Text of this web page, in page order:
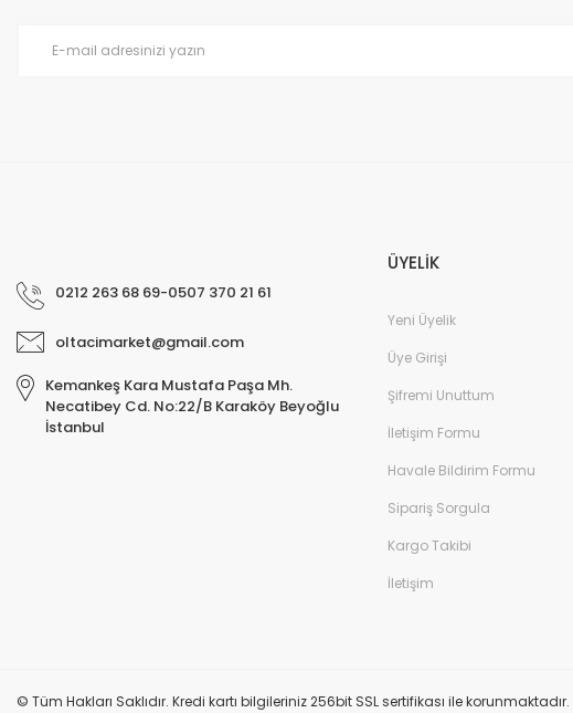
0212 263 68 69-0507 370 21 61
oltacimarket@gmail.com
Kemankeş Kara Mustafa Paşa Mh.
Necatibey Cd. No:22/B Karaköy Beyoğlu
İstanbul
ÜYELİK
Yeni Üyelik
Üye Girişi
Şifremi Unuttum
İletişim Formu
Havale Bildirim Formu
Sipariş Sorgula
Kargo Takibi
İletişim
© Tüm Hakları Saklıdır. Kredi kartı bilgileriniz 256bit SSL sertifikası ile korunmaktadır.